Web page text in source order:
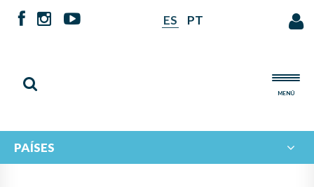
ES PT
MENÚ
PAÍSES